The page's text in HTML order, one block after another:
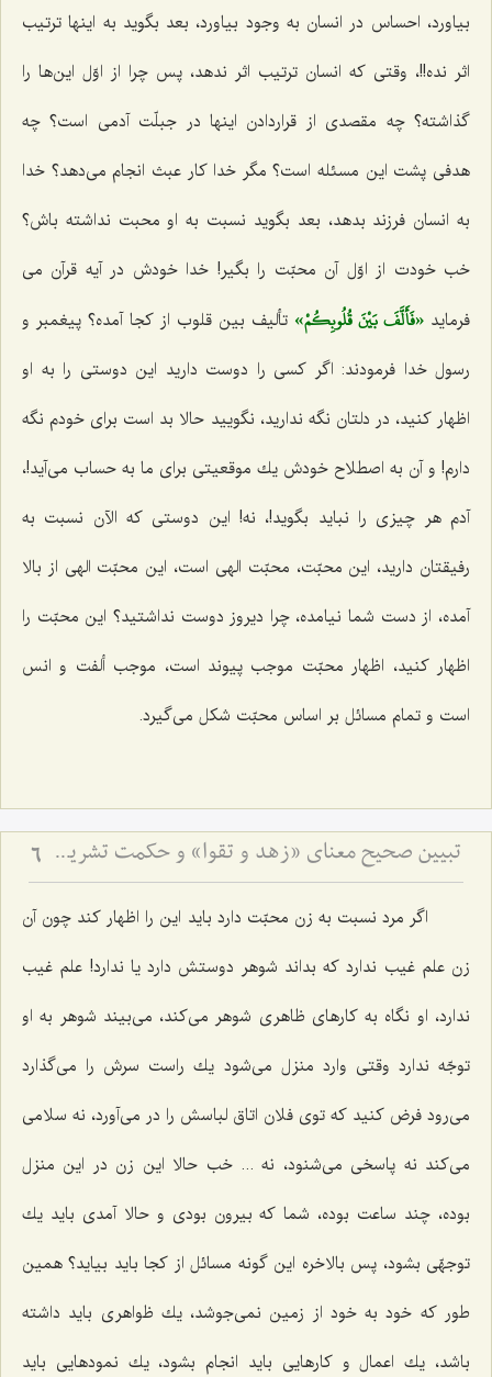
بیاورد، احساس در انسان به وجود بیاورد، بعد بگوید به اینها ترتیب
اثر نده!!، وقتی كه انسان ترتیب اثر ندهد، پس چرا از اوّل این‌ها را
گذاشته؟ چه مقصدی از قراردادن اینها در جبلّت آدمی است؟ چه
هدفی پشت این مسئله است؟ مگر خدا كار عبث انجام می‌دهد؟ خدا
به انسان فرزند بدهد، بعد بگوید نسبت به او محبت نداشته باش؟
خب خودت از اوّل آن محبّت را بگیر! خدا خودش در آیه قرآن می
فرماید «فَأَلَّفَ بَيْنَ قُلُوبِكُمْ» تألیف بین قلوب از كجا آمده؟ پیغمبر و
رسول خدا فرمودند: اگر كسی را دوست دارید این دوستی را به او
اظهار كنید، در دلتان نگه ندارید، نگویید حالا بد است برای خودم نگه
دارم! و آن به اصطلاح خودش یك موقعیتی برای ما به حساب می‌آید!،
آدم هر چیزی را نباید بگوید!، نه! این دوستی كه الآن نسبت به
رفیقتان دارید، این محبّت، محبّت الهی است، این محبّت الهی از بالا
آمده، از دست شما نیامده، چرا دیروز دوست نداشتید؟ این محبّت را
اظهار كنید، اظهار محبّت موجب پیوند است، موجب ألفت و انس
است و تمام مسائل بر اساس محبّت شكل می‌گیرد.
تبیین صحیح معنای «زهد و تقوا» و حکمت تشریع مساله ازدواج 6
اگر مرد نسبت به زن محبّت دارد باید این را اظهار كند چون آن
زن علم غیب ندارد كه بداند شوهر دوستش دارد یا ندارد! علم غیب
ندارد، او نگاه به كارهای ظاهری شوهر می‌كند، می‌بیند شوهر به او
توجّه ندارد وقتی وارد منزل می‌شود یك راست سرش را می‌گذارد
می‌رود فرض كنید كه توی فلان اتاق لباسش را در می‌آورد، نه سلامی
می‌كند نه پاسخی می‌شنود، نه ... خب حالا این زن در این منزل
بوده، چند ساعت بوده، شما كه بیرون بودی و حالا آمدی باید یك
توجهّی بشود، پس بالاخره این گونه مسائل از كجا باید بیاید؟ همین
طور كه خود به خود از زمین نمی‌جوشد، یك ظواهری باید داشته
باشد، یك اعمال و كارهایی باید انجام بشود، یك نمودهایی باید